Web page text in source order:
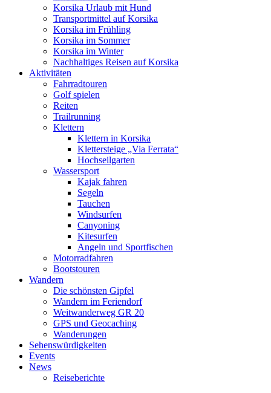
Korsika Urlaub mit Hund
Transportmittel auf Korsika
Korsika im Frühling
Korsika im Sommer
Korsika im Winter
Nachhaltiges Reisen auf Korsika
Aktivitäten
Fahrradtouren
Golf spielen
Reiten
Trailrunning
Klettern
Klettern in Korsika
Klettersteige „Via Ferrata“
Hochseilgarten
Wassersport
Kajak fahren
Segeln
Tauchen
Windsurfen
Canyoning
Kitesurfen
Angeln und Sportfischen
Motorradfahren
Bootstouren
Wandern
Die schönsten Gipfel
Wandern im Feriendorf
Weitwanderweg GR 20
GPS und Geocaching
Wanderungen
Sehenswürdigkeiten
Events
News
Reiseberichte